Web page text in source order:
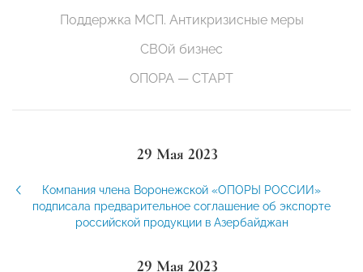
Поддержка МСП. Антикризисные меры
СВОй бизнес
ОПОРА — СТАРТ
29 Мая 2023
Компания члена Воронежской «ОПОРЫ РОССИИ»
подписала предварительное соглашение об экспорте
российской продукции в Азербайджан
29 Мая 2023